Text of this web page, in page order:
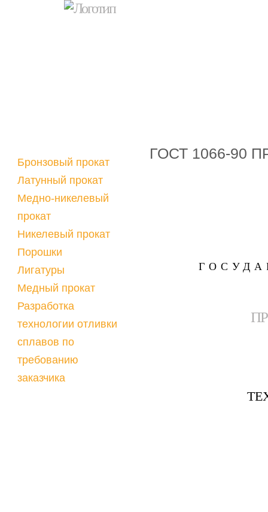
Бронзовый прокат
Латунный прокат
Медно-никелевый
прокат
Никелевый прокат
Порошки
Лигатуры
Медный прокат
Разработка
технологии отливки
сплавов по
требованию
заказчика
ГОСТ 1066-90